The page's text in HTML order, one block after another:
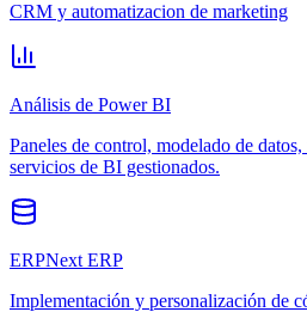
CRM y automatizacion de marketing
Análisis de Power BI
Paneles de control, modelado de
servicios de BI gestionados.
ERPNext ERP
Implementación y personalización de